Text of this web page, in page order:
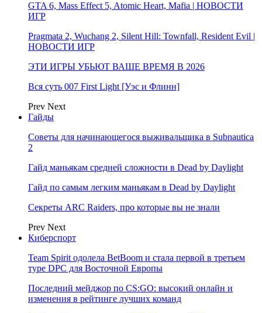
GTA 6, Mass Effect 5, Atomic Heart, Mafia | НОВОСТИ
ИГР
Pragmata 2, Wuchang 2, Silent Hill: Townfall, Resident Evil |
НОВОСТИ ИГР
ЭТИ ИГРЫ УБЬЮТ ВАШЕ ВРЕМЯ В 2026
Вся суть 007 First Light [Уэс и Флинн]
Prev Next
Гайды
Советы для начинающегося выживальщика в Subnautica
2
Гайд маньякам средней сложности в Dead by Daylight
Гайд по самым легким маньякам в Dead by Daylight
Секреты ARC Raiders, про которые вы не знали
Prev Next
Киберспорт
Team Spirit одолела BetBoom и стала первой в третьем
туре DPC для Восточной Европы
Последний мейджор по CS:GO: высокий онлайн и
изменения в рейтинге лучших команд